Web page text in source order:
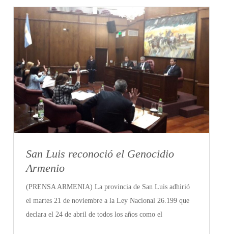
San Luis reconoció el Genocidio
Armenio
(PRENSA ARMENIA) La provincia de San Luis adhirió
el martes 21 de noviembre a la Ley Nacional 26.199 que
declara el 24 de abril de todos los años como el